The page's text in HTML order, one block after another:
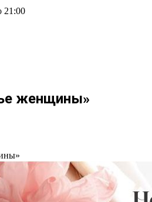
21:00
женщины»